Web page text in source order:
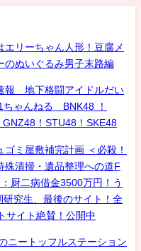
リーちゃん人形！豆腐メ
のぬいぐるみ男子末路編
報 地下格闘アイドルだい
ゃんねる BNK48 ！
！STU48！SKE48
ミ屋敷補完計画 ＜必殺！
殊清掃・遺品整理への道F
厨二病借金3500万円！う
究生、最後のサイト！全
サイト絶賛！公開中
ニートッフルステーション